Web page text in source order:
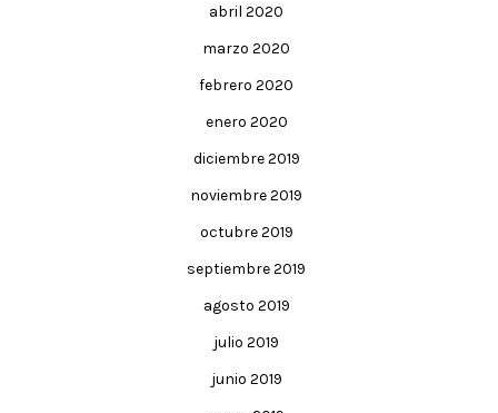
abril 2020
marzo 2020
febrero 2020
enero 2020
diciembre 2019
noviembre 2019
octubre 2019
septiembre 2019
agosto 2019
julio 2019
junio 2019